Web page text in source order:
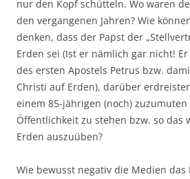
nur den Kopf schütteln. Wo waren
den vergangenen Jahren? Wie
denken, dass der Papst der
Erden sei (Ist er nämlich gar nicht!
des ersten Apostels Petrus bzw.
Christi auf Erden), darüber
einem 85-jährigen (noch)
Öffentlichkeit zu stehen bzw. so das
Erden auszuüben?
Wie bewusst negativ die Medien das